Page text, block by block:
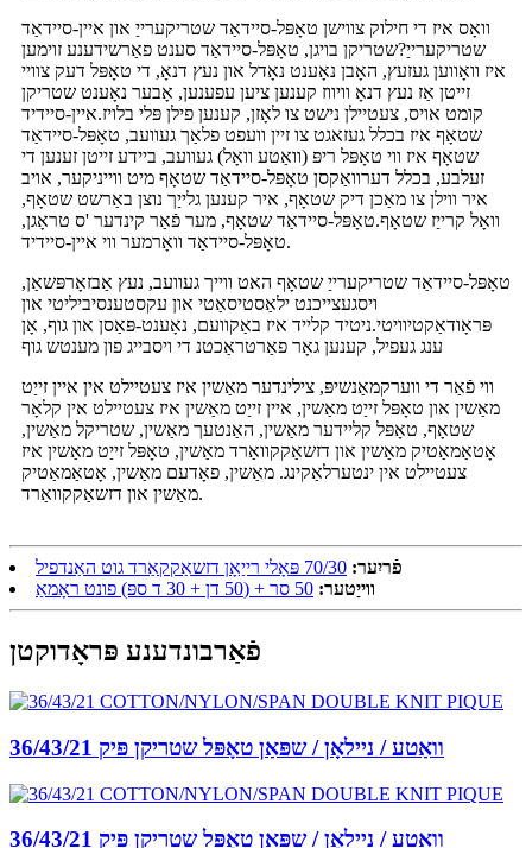
וואָס איז די חילוק צווישן טאָפּל-סיידאַד שטריקערייַ און איין-סיידאַד
שטריקערייַ?שטריקן בויגן, טאָפּל-סיידאַד סענט פאַרשידענע זוימען
איז וואָווען געזעץ, האָבן נאָענט נאָדל און נעץ דנאָ, די טאָפּל דעק צוויי
זייטן אַז נעץ דנאָ וויווז קענען ציען עפענען, אָבער נאָענט שטריקן
קומט אויס, צעטיילן נישט צו לאָזן, קענען פילן פּלי בלויז.איין-סיידיד
שטאָף איז בכלל געזאגט צו זיין וועפט פלאַך געוועב, טאָפּל-סיידאַד
שטאָף איז ווי טאָפּל ריפּ (וואַטע וואָל) געוועב, ביידע זייטן זענען די
זעלבע, בכלל דערוואַקסן טאָפּל-סיידאַד שטאָף מיט ווייניקער, אויב
איר ווילן צו מאַכן דיק שטאָף, איר קענען גלייַך נוצן באַרשט שטאָף,
וואָל קרייַז שטאָף.טאָפּל-סיידאַד שטאָף, מער פֿאַר קינדער 'ס טראָגן,
טאָפּל-סיידאַד וואָרמער ווי איין-סיידיד.
טאָפּל-סיידאַד שטריקערייַ שטאָף האט ווייך געוועב, נעץ אַבזאָרפּשאַן,
ויסגעצייכנט ילאַסטיסאַטי און עקסטענסיביליטי און
פּראָודאַקטיוויטי.ניטיד קלייד איז באַקוועם, נאָענט-פּאַסן און גוף, אָן
ענג געפיל, קענען גאָר פאַרטראַכטנ די ויסבייג פון מענטש גוף
ווי פֿאַר די ווערקמאַנשיפּ, צילינדער מאַשין איז צעטיילט אין איין זייַט
מאַשין און טאָפּל זייַט מאַשין, איין זייַט מאַשין איז צעטיילט אין קלאָר
שטאָף, טאָפּל קליידער מאַשין, האַנטעך מאַשין, שטריקל מאַשין,
אָטאַמאַטיק מאַשין און דזשאַקקוואַרד מאַשין, טאָפּל זייַט מאַשין איז
צעטיילט אין ינטערלאַקינג. מאַשין, פאָדעם מאַשין, אָטאַמאַטיק
מאַשין און דזשאַקקוואַרד.
פֿריִער: 70/30 פּאָלי רייַאָן דזשאַקקאַרד גוט האַנדפיל
ווייַטער: 50 סר + (50 דן + 30 ד ספּ) פונט ראָמאַ
פֿאַרבונדענע פּראָדוקטן
36/43/21 וואַטע / ניילאָן / שפּאַן טאָפּל שטריקן פּיק
36/43/21 וואַטע / ניילאָן / שפּאַן טאָפּל שטריקן פּיק